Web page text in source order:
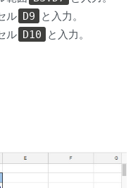
ル D9
と入力。
ル D10
と入力。